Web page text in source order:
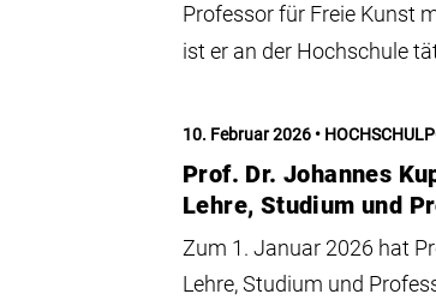
Professor für Freie Kunst
ist er an der Hochschule
10. Februar 2026
Prof. Dr. Johannes
Lehre, Studium und
Zum 1. Januar 2026 hat
Lehre, Studium und